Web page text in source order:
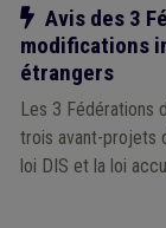
Notre action
Avis des 3
modifications
étrangers
Les 3 Fédérations
trois avant-projets
loi DIS et la loi